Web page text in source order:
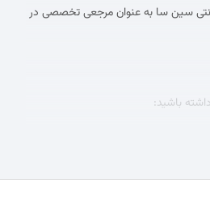
سین سا به عنوان مرجعی تخصصی در
باشید: